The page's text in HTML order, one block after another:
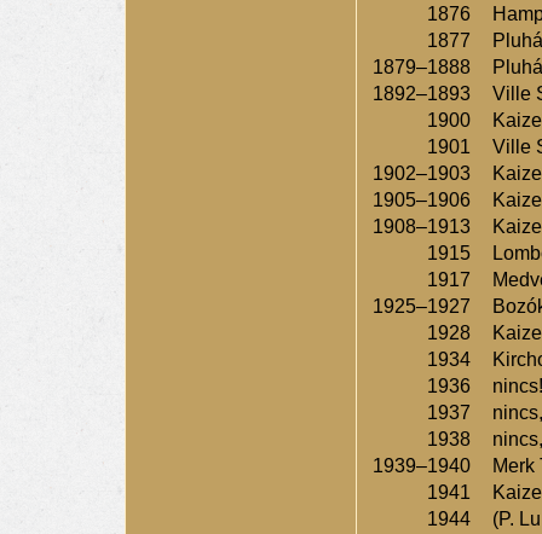
1876
1877
1879–1888
1892–1893
Ville
1900
1901
Ville
1902–1903
1905–1906
1908–1913
1915
1917
1925–1927
1928
1934
1936
nincs!
1937
1938
1939–1940
Merk
1941
1944
(P.